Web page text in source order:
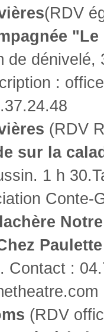
(RDV
de dénivelé,
:
(RDV
sur la
1 h
Conte-
Paulette
Contact :
(RDV